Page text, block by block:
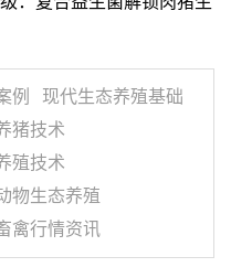
例
现代生态养殖基础
猪技术
殖技术
物生态养殖
禽行情资讯